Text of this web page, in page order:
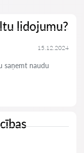
lidojumu?
15.12.2024
saņemt naudu